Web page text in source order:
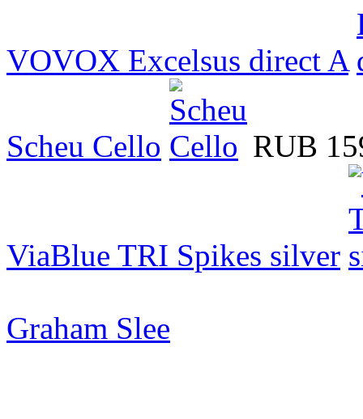
VOVOX Excelsus direct A
Scheu Cello RUB
ViaBlue TRI Spikes silver
Graham Slee